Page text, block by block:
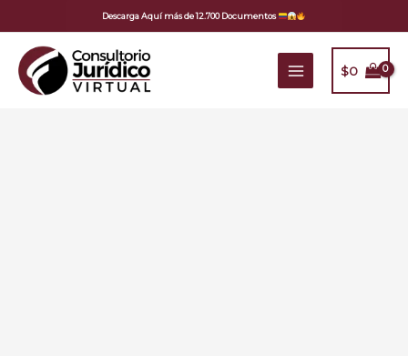
al
contenido
Descarga Aquí más de 12.700 Documentos
$0